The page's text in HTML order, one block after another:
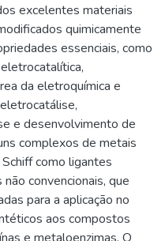
excelentes materiais
quimicamente
essenciais, como
da eletroquímica e
e desenvolvimento de
complexos de metais
como ligantes
convencionais, que
para a aplicação no
aos compostos